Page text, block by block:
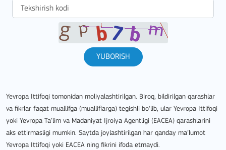
YUBORISH
Yevropa Ittifoqi tomonidan moliyalashtirilgan. Biroq, bildirilgan qarashlar
va fikrlar faqat muallifga (mualliflarga) tegishli bo‘lib, ular Yevropa Ittifoqi
yoki Yevropa Ta’lim va Madaniyat Ijroiya Agentligi (EACEA) qarashlarini
aks ettirmasligi mumkin. Saytda joylashtirilgan har qanday ma’lumot
Yevropa Ittifoqi yoki EACEA ning fikrini ifoda etmaydi.